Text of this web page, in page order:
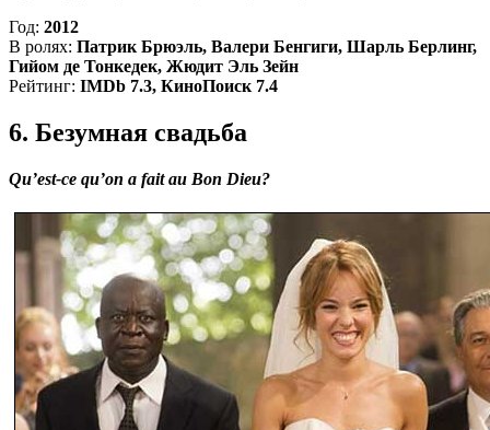
Год: 2012
В ролях: Патрик Брюэль, Валери Бенгиги, Шарль Берлинг,
Гийом де Тонкедек, Жюдит Эль Зейн
Рейтинг: IMDb 7.3, КиноПоиск 7.4
6. Безумная свадьба
Qu’est-ce qu’on a fait au Bon Dieu?